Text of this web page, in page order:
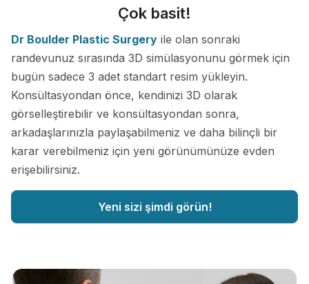
Çok basit!
Dr Boulder Plastic Surgery ile olan sonraki
randevunuz sırasında 3D simülasyonunu görmek için
bugün sadece 3 adet standart resim yükleyin.
Konsültasyondan önce, kendinizi 3D olarak
görselleştirebilir ve konsültasyondan sonra,
arkadaşlarınızla paylaşabilmeniz ve daha bilinçli bir
karar verebilmeniz için yeni görünümünüze evden
erişebilirsiniz.
Yeni sizi şimdi görün!